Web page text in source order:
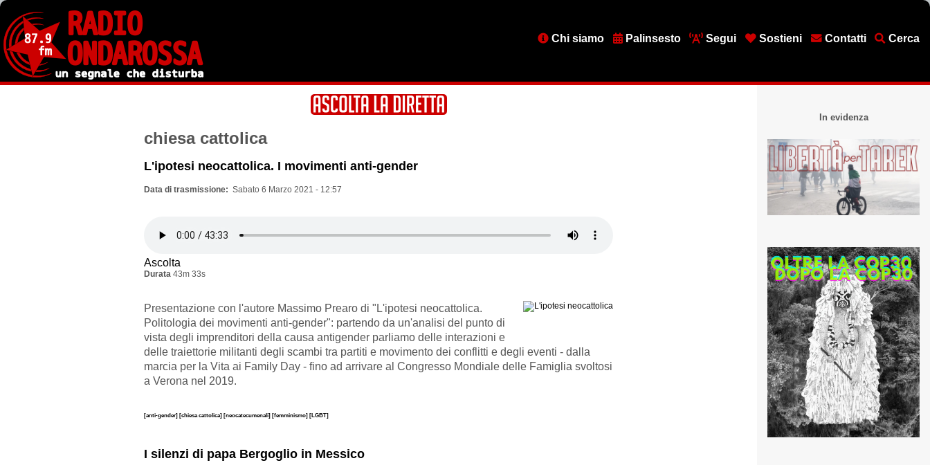
Salta
contenuto
principale
MenuChi siamo Palinsesto Segui Sostieni Contatti Cerca
chiesa cattolica
L'ipotesi neocattolica. I movimenti anti-gender
Data di trasmissione Sabato 6 Marzo 2021 - 12:57
Ascolta
Durata 43m 33s
Presentazione con l'autore Massimo Prearo di "L'ipotesi neocattolica.
Politologia dei movimenti anti-gender": partendo da un'analisi del punto di
vista degli imprenditori della causa antigender parliamo delle interazioni e
delle traiettorie militanti degli scambi tra partiti e movimento dei conflitti e degli eventi - dalla
marcia per la Vita ai Family Day - fino ad arrivare al Congresso Mondiale delle Famiglia svoltosi
a Verona nel 2019.
[anti-gender] [chiesa cattolica] [neocatecumenali] [femminismo] [LGBT]
I silenzi di papa Bergoglio in Messico
In evidenza